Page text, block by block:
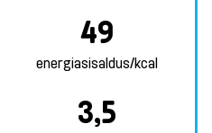
49
energiasisaldus/kcal
3,5